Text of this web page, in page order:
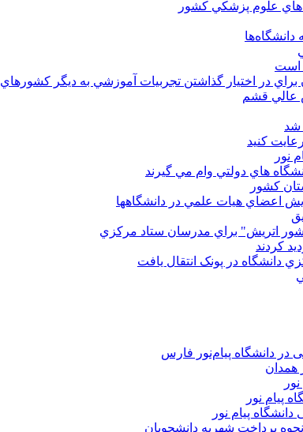
در اختيار گذاشتن تجربيات آموزشي به ديگر کشورهاي
عالي قشم
شد
کنید
نور
هاي دولتي وام مي گيرند
اعضاي هيات علمي در دانشگاهها
اتريش" براي مدرسان ستاد مرکزي
در پونک انتقال يافت
دانشگاه پیام‌نور فارس
همدان
پیام نور
پیام نور
نحوه پرداخت شهریه دانشجویان